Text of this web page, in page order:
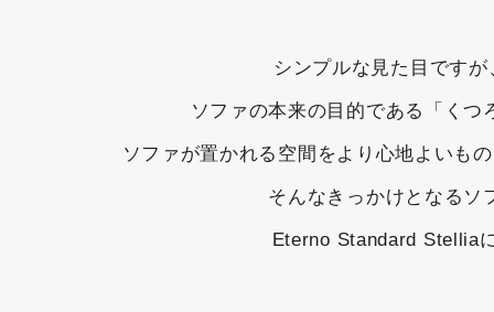
シンプルな見た目です
ソファの本来の目的である「く
ソファが置かれる空間をより心地よいも
そんなきっかけとなるソ
Eterno Standard Stellia